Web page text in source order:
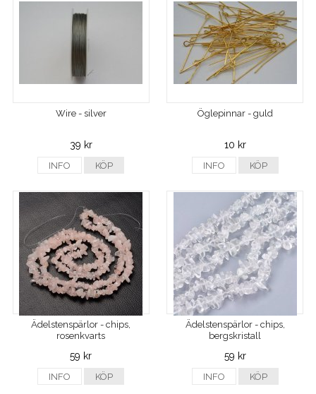
Wire - silver
39 kr
INFO KÖP
Öglepinnar - guld
10 kr
INFO KÖP
Ädelstenspärlor - chips,
rosenkvarts
59 kr
INFO KÖP
Ädelstenspärlor - chips,
bergskristall
59 kr
INFO KÖP